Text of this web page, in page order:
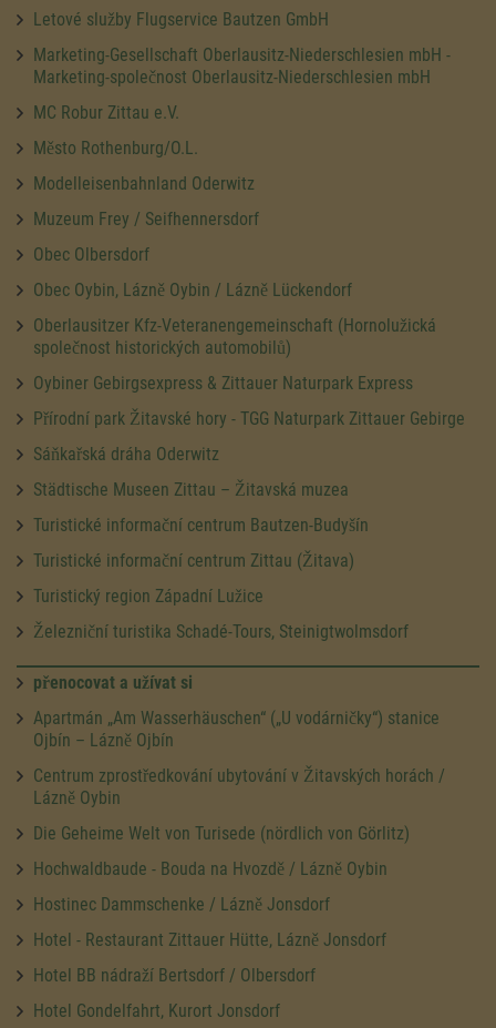
Letové služby Flugservice Bautzen GmbH
Marketing-Gesellschaft Oberlausitz-Niederschlesien mbH -
Marketing-společnost Oberlausitz-Niederschlesien mbH
MC Robur Zittau e.V.
Město Rothenburg/O.L.
Modelleisenbahnland Oderwitz
Muzeum Frey / Seifhennersdorf
Obec Olbersdorf
Obec Oybin, Lázně Oybin / Lázně Lückendorf
Oberlausitzer Kfz-Veteranengemeinschaft (Hornolužická
společnost historických automobilů)
Oybiner Gebirgsexpress & Zittauer Naturpark Express
Přírodní park Žitavské hory - TGG Naturpark Zittauer Gebirge
Sáňkařská dráha Oderwitz
Städtische Museen Zittau – Žitavská muzea
Turistické informační centrum Bautzen-Budyšín
Turistické informační centrum Zittau (Žitava)
Turistický region Západní Lužice
Železniční turistika Schadé-Tours, Steinigtwolmsdorf
přenocovat a užívat si
Apartmán „Am Wasserhäuschen“ („U vodárničky“) stanice
Ojbín – Lázně Ojbín
Centrum zprostředkování ubytování v Žitavských horách /
Lázně Oybin
Die Geheime Welt von Turisede (nördlich von Görlitz)
Hochwaldbaude - Bouda na Hvozdě / Lázně Oybin
Hostinec Dammschenke / Lázně Jonsdorf
Hotel - Restaurant Zittauer Hütte, Lázně Jonsdorf
Hotel BB nádraží Bertsdorf / Olbersdorf
Hotel Gondelfahrt, Kurort Jonsdorf